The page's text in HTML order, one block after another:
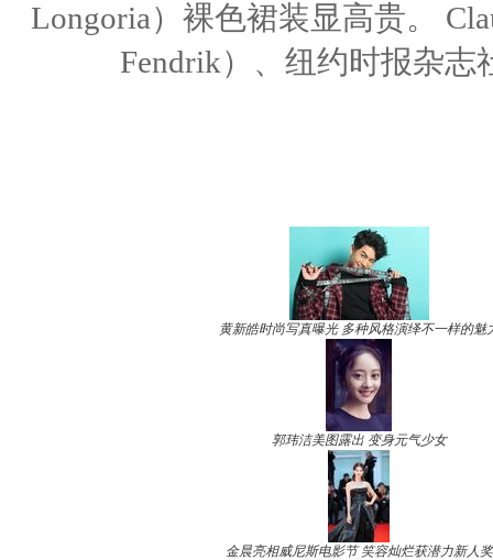
Longoria）裸色裙装显高贵。
Fendrik）、纽约时报杂志
黄新皓时尚写真曝光 多种风格演绎不一样的魅
郭玮洁美图露出 变身元气少女
金晨亮相威尼斯电影节 笑容灿烂获潜力新人奖